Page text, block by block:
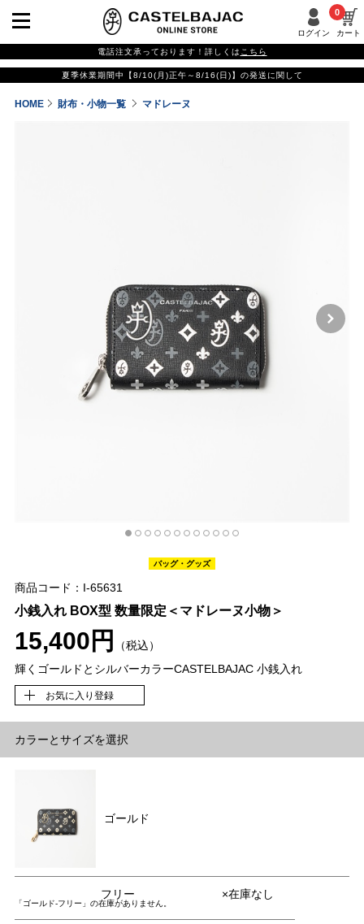
ログイン カート
0
電話注文承っております！詳しくは こちら
夏季休業期間中【8/10(月)正午～8/16(日)】の発送に関して
HOME 財布・小物一覧 マドレーヌ
バッグ・グッズ
商品コード：I-65631
小銭入れ BOX型 数量限定＜マドレーヌ小物＞
15,400円
（税込）
輝くゴールドとシルバーカラーCASTELBAJAC 小銭入れ
お気に入り登録
カラーとサイズを選択
ゴールド
フリー ×在庫なし
「ゴールド-フリー」の在庫がありません。